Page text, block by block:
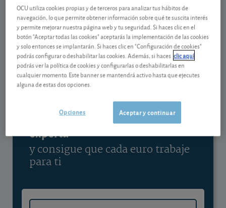
Santander
ES0113900J37
05/08/2026 Madrid
12,76 EUR
-
Ver detalladamente
Contenido reservado a SOCIOS
Gestiona tu dinero con visión
experta
y consigue que cada euro trabaje
para ti
OCU utiliza cookies propias y de terceros para analizar tus hábitos de
navegación, lo que permite obtener información sobre qué te suscita interés
y permite mejorar nuestra página web y tu seguridad. Si haces clic en el
botón "Aceptar todas las cookies" aceptarás la implementación de las cookies
y solo entonces se implantarán. Si haces clic en "Configuración de cookies"
podrás configurar o deshabilitar las cookies. Además, si haces clic aquí
podrás ver la política de cookies y configurarlas o deshabilitarlas en
cualquier momento. Este banner se mantendrá activo hasta que ejecutes
alguna de estas dos opciones.
Aceptar y continuar
Opciones